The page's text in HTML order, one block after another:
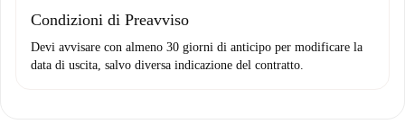
Condizioni di Preavviso
Devi avvisare con almeno 30 giorni di anticipo per modificare la
data di uscita, salvo diversa indicazione del contratto.